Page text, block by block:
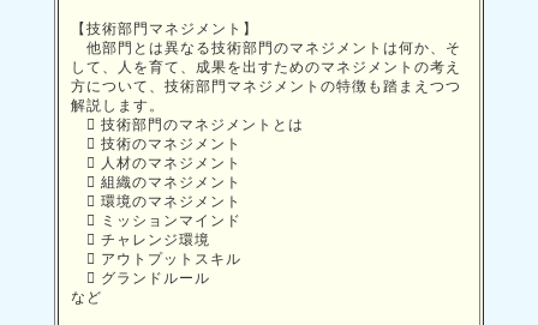
【技術部門マネジメント】
他部門とは異なる技術部門のマネジメントは何か、そ
して、人を育て、成果を出すためのマネジメントの考え
方について、技術部門マネジメントの特徴も踏まえつつ
解説します。
 技術部門のマネジメントとは
 技術のマネジメント
 人材のマネジメント
 組織のマネジメント
 環境のマネジメント
 ミッションマインド
 チャレンジ環境
 アウトプットスキル
 グランドルール
など